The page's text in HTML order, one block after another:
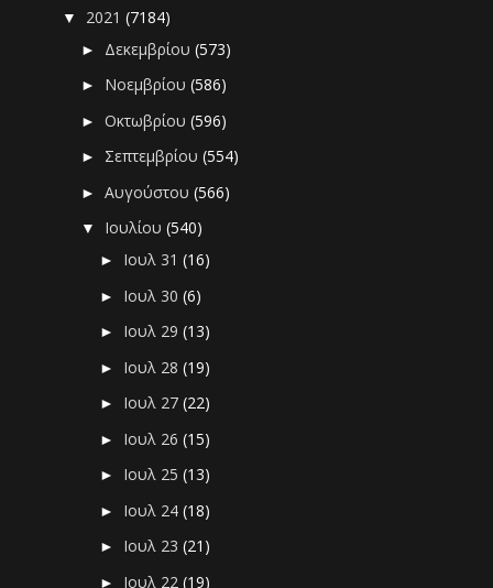
▼ 2021(7184)
► Δεκεμβρίου(573)
► Νοεμβρίου(586)
►Οκτωβρίου(596)
► Σεπτεμβρίου(554)
►Αυγούστου(566)
▼ Ιουλίου(540)
► Ιουλ 31(16)
► Ιουλ 30(6)
► Ιουλ 29(13)
► Ιουλ 28(19)
► Ιουλ 27(22)
► Ιουλ 26(15)
► Ιουλ 25(13)
► Ιουλ 24(18)
► Ιουλ 23(21)
► Ιουλ 22(19)